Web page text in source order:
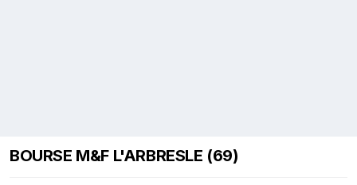
BOURSE M&F L'ARBRESLE (69)